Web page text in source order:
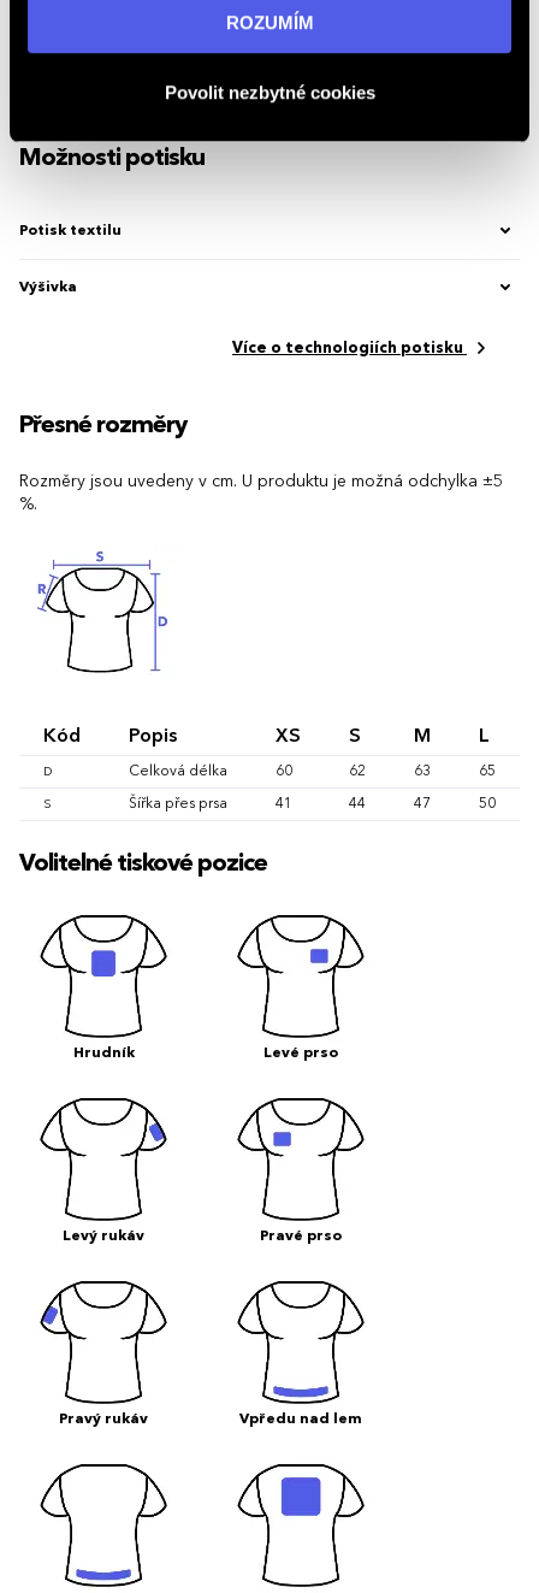
informací navštivte naši stránkuzásadách ochrany
ROZUMÍM
Povolit nezbytné cookies
Bangladéš
Značka Elevate Life
2.654007.4
Možnosti potisku
Potisk textilu
Výšivka
Více o technologiích potisku
Přesné rozměry
Rozměry jsou uvedeny v cm. U produktu je možná odchylka ±5
%.
Kód Popis XS S M L
D Celková délka 60 62 63 65
S Šířka přes prsa 41 44 47 50
Volitelné tiskové pozice
Hrudník Levé prso
Levý rukáv Pravé prso
Pravý rukáv Vpředu nad lem